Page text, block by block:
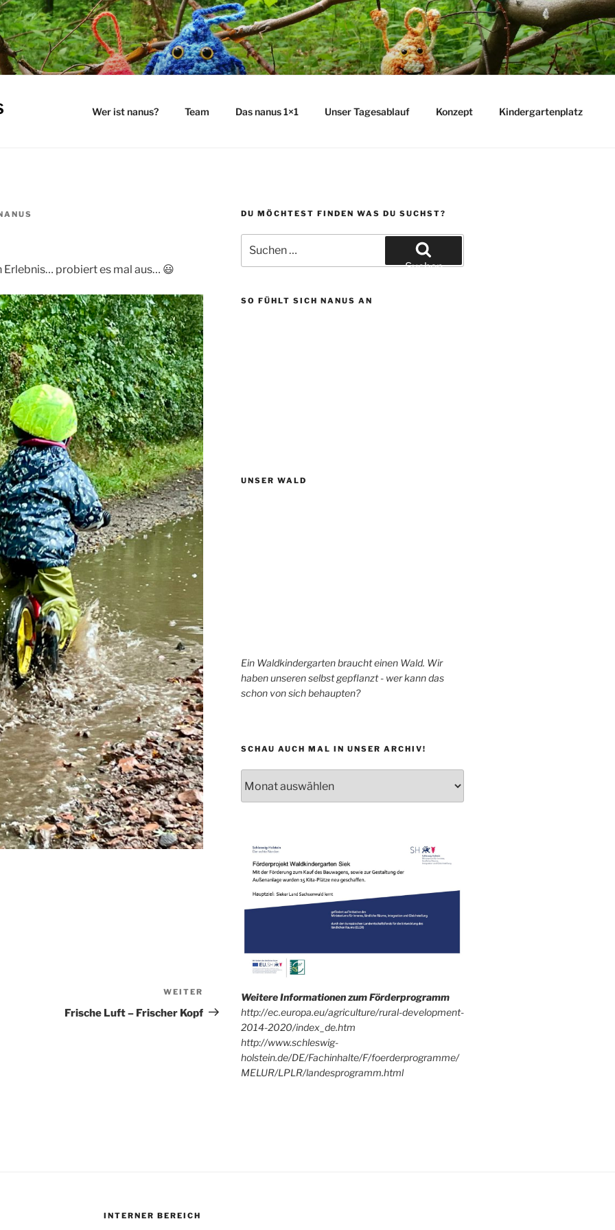
Wer ist nanus? Team Das nanus 1×1 Unser Tagesablauf Konzept Kindergartenplatz
Erlebnis… probiert es mal aus… 😃
Nächster
Beitrag
WEITER
Frische Luft – Frischer Kopf
DU MÖCHTEST FINDEN WAS DU SUCHST?
nach:
Suchen
SO FÜHLT SICH NANUS AN
UNSER WALD
Ein Waldkindergarten braucht einen Wald. Wir
haben unseren selbst gepflanzt - wer kann das
schon von sich behaupten?
SCHAU AUCH MAL IN UNSER ARCHIV!
auch
Archiv!
Weitere Informationen zum Förderprogramm
http://ec.europa.eu/agriculture/rural-development-
2014-2020/index_de.htm
http://www.schleswig-
holstein.de/DE/Fachinhalte/F/foerderprogramme/
MELUR/LPLR/landesprogramm.html
INTERNER BEREICH